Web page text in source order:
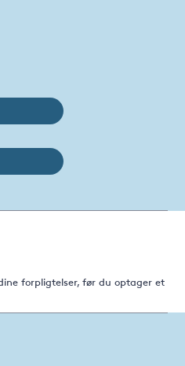
forpligtelser, før du optager et